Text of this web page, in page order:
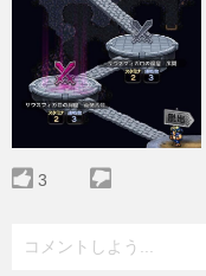
3
コメントしよう...